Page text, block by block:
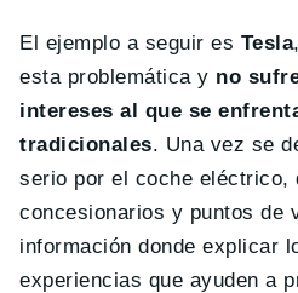
El ejemplo a seguir es Tesla
esta problemática y no
intereses al que se
tradicionales. Una vez se
serio por el coche eléctrico,
concesionarios y puntos de
información donde explicar
experiencias que ayuden a